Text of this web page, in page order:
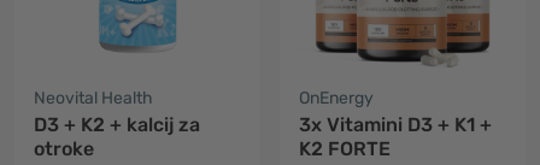
Neovital Health
D3 + K2 + kalcij za
otroke
OnEnergy
3x Vitamini D3 + K1 +
K2 FORTE